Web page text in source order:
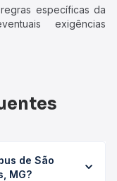
específicas da
exigências
de São
MG?